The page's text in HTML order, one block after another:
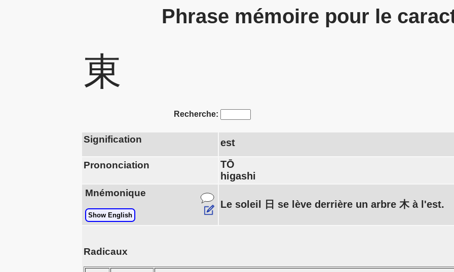
Phrase mémoire pour le
東
Recherche:
Signification est
Prononciation
TŌ
higashi
Mnémonique
Show English
Le soleil 日 se lève derrière un arbre 木 à l'est.
Radicaux